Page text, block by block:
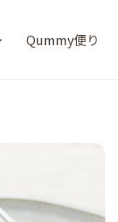
Qummy便り